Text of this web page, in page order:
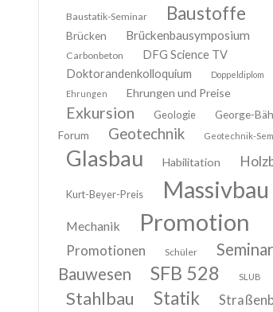
Baustatik-Seminar Baustoffe
Brücken Brückenbausymposium
Carbonbeton
DFG Science TV
Doktorandenkolloquium
Doppeldiplom
Ehrungen
Ehrungen und Preise
Exkursion Geologie
George-
Forum
Geotechnik Geotechnik-
Glasbau Habilitation
Kurt-Beyer-Preis Massivbau
Mechanik Promotion
Promotionen Schüler
Bauwesen
SFB 528 SLUB
Stahlbau Statik